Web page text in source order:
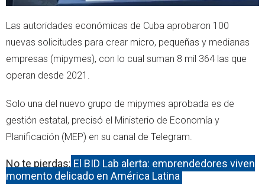
Las autoridades económicas de Cuba aprobaron 100
nuevas solicitudes para crear micro, pequeñas y medianas
empresas (mipymes), con lo cual suman 8 mil 364 las que
operan desde 2021.
Solo una del nuevo grupo de mipymes aprobada es de
gestión estatal, precisó el Ministerio de Economía y
Planificación (MEP) en su canal de Telegram.
No te pierdas: El BID Lab alerta: emprendedores viven
momento delicado en América Latina